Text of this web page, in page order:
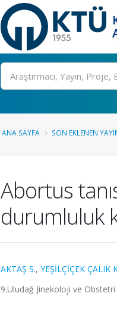
Ara
ANA SAYFA SON EKLENEN
Abortus
durumluluk
AKTAŞ S., YEŞİLÇİÇEK ÇALIK
9.Uludağ Jinekoloji ve